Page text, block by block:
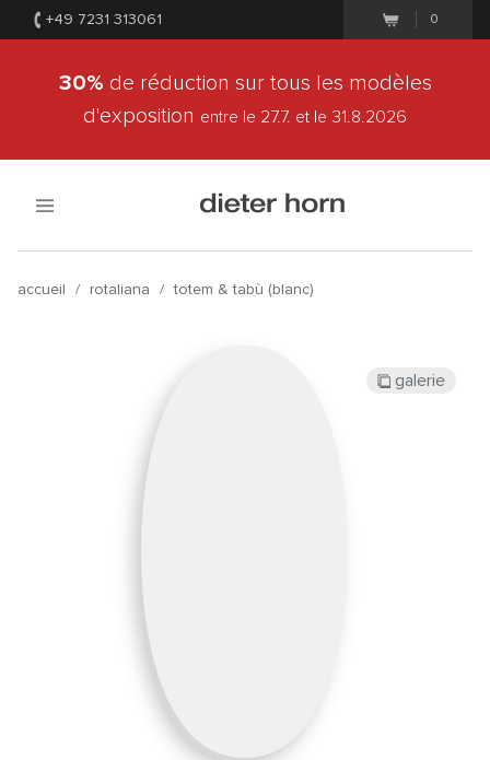
+49 7231 313061 0
30% de réduction sur tous les modèles
d'exposition entre le 27.7. et le 31.8.2026
accueil / rotaliana / totem & tabù (blanc)
galerie